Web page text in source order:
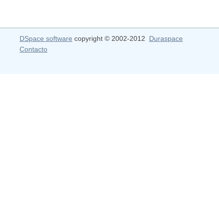
DSpace software copyright © 2002-2012 Duraspace
Contacto